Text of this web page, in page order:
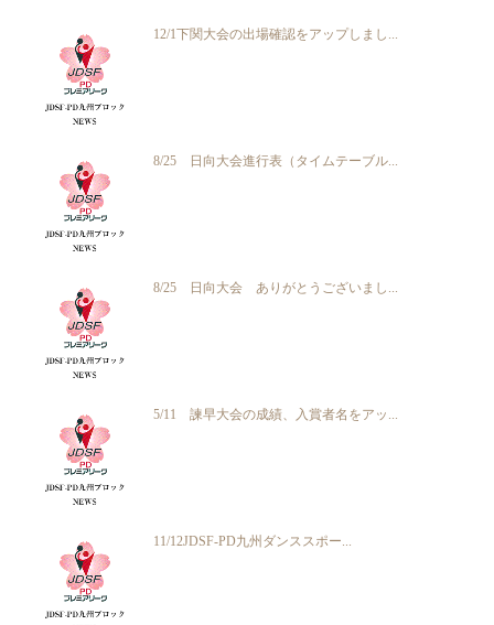
12/1下関大会の出場確認をアップしまし...
8/25 日向大会進行表（タイムテーブル...
8/25 日向大会 ありがとうございまし...
5/11 諫早大会の成績、入賞者名をアッ...
11/12JDSF-PD九州ダンススポー...